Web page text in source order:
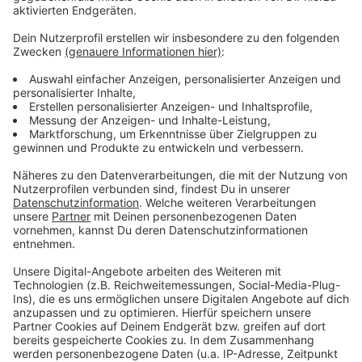
Das zufälligste Wissen der Welt mit Hendrik
Anzeige
Das gesamte Wissen ist immer dabei: Dank
quasi das sämtliches Wissen der Menschheit ständig
in der Hosentasche. Immerhin gibt es fast 3 Millionen
deutsche Wikipedia-Artikel. Und unser Moderator
Hendrik Frost dachte sich: 'Es wird Zeit, dass sich das
Anzeige